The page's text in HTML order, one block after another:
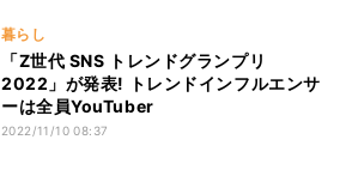
暮らし
「Z世代 SNS トレンドグランプリ
2022」が発表! トレンドインフルエンサ
ーは全員YouTuber
2022/11/10 08:37